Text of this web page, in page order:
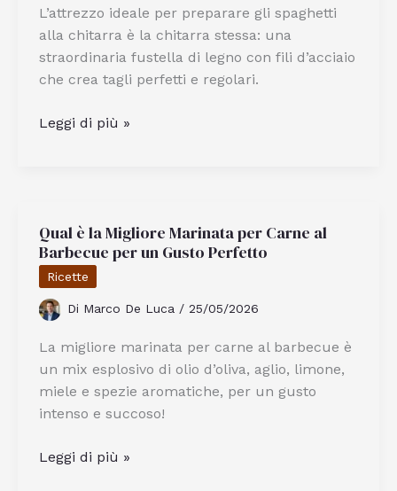
Casa
L’attrezzo ideale per preparare gli spaghetti
alla chitarra è la chitarra stessa: una
straordinaria fustella di legno con fili d’acciaio
che crea tagli perfetti e regolari.
Qual
Preparare
Gli
Spaghetti
Alla
Chitarra
Leggi di più »
Qual è la Migliore Marinata per Carne al
Barbecue per un Gusto Perfetto
Ricette
Di Marco De Luca / 25/05/2026
La migliore marinata per carne al barbecue è
un mix esplosivo di olio d’oliva, aglio, limone,
miele e spezie aromatiche, per un gusto
intenso e succoso!
Qual
Leggi di più »